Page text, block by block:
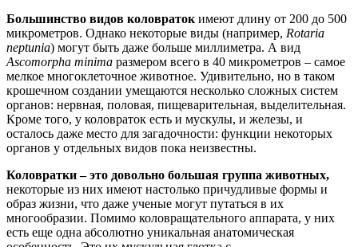
Большинство видов коловраток имеют длину от 200 до 500
микрометров. Однако некоторые виды (например, Rotaria
neptunia) могут быть даже больше миллиметра. А вид
Ascomorpha minima размером всего в 40 микрометров – самое
мелкое многоклеточное животное. Удивительно, но в таком
крошечном создании умещаются несколько сложных систем
органов: нервная, половая, пищеварительная, выделительная.
Кроме того, у коловраток есть и мускулы, и железы, и
осталось даже место для загадочности: функции некоторых
органов у отдельных видов пока неизвестны.
Коловратки – это довольно большая группа животных,
некоторые из них имеют настолько причудливые формы и
образ жизни, что даже ученые могут путаться в их
многообразии. Помимо коловращательного аппарата, у них
есть еще одна абсолютно уникальная анатомическая